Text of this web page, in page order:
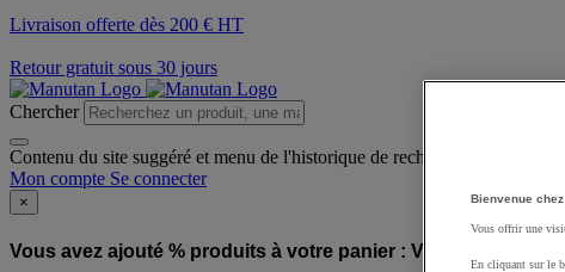
Livraison offerte dès 200 € HT
Retour gratuit sous 30 jours
Chercher
Contenu du site suggéré et menu de l'historique de recherche
Mon compte Se connecter
×
Vous avez ajouté % produits à votre panier : Vous avez
Bienvenue
Vous offrir une
En cliquant sur le